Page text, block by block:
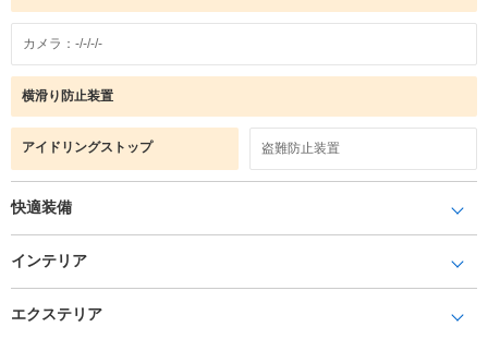
カメラ：-/-/-/-
横滑り防止装置
アイドリングストップ 盗難防止装置
快適装備
インテリア
エクステリア